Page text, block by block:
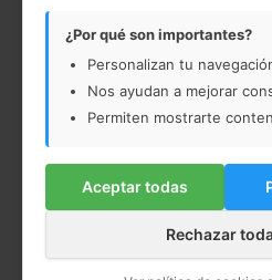
¿Por qué son importantes?
Personalizan tu
Nos ayudan a mejorar
Permiten mostrarte
Aceptar todas
Rechazar